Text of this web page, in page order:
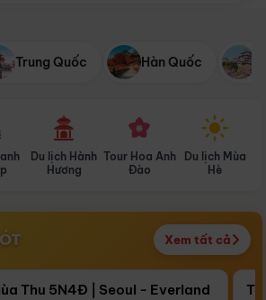
Trung Quốc Hàn Quốc
Du lịch Hành
Hương
Tour Hoa Anh
Đào
Du lịch Mùa
Hè
Xem tất cả
Điểm nổi bật
Thu 5N4Đ | Seoul - Everland